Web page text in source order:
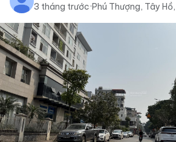
3 tháng trước·Phú Thượng, Tây